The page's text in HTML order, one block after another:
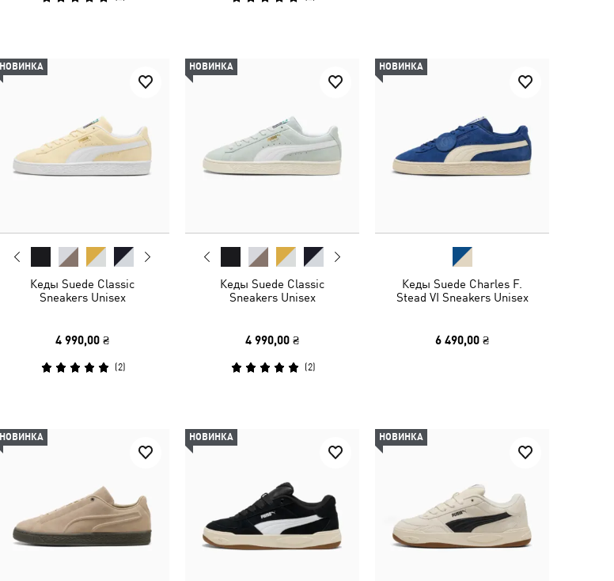
НОВИНКА
Кеды Suede Classic
Sneakers Unisex
4 990,00 ₴
(2)
НОВИНКА
Кеды Suede Classic
Sneakers Unisex
4 990,00 ₴
(2)
НОВИНКА
Кеды Suede Charles F.
Stead VI Sneakers Unisex
6 490,00 ₴
НОВИНКА НОВИНКА НОВИНКА